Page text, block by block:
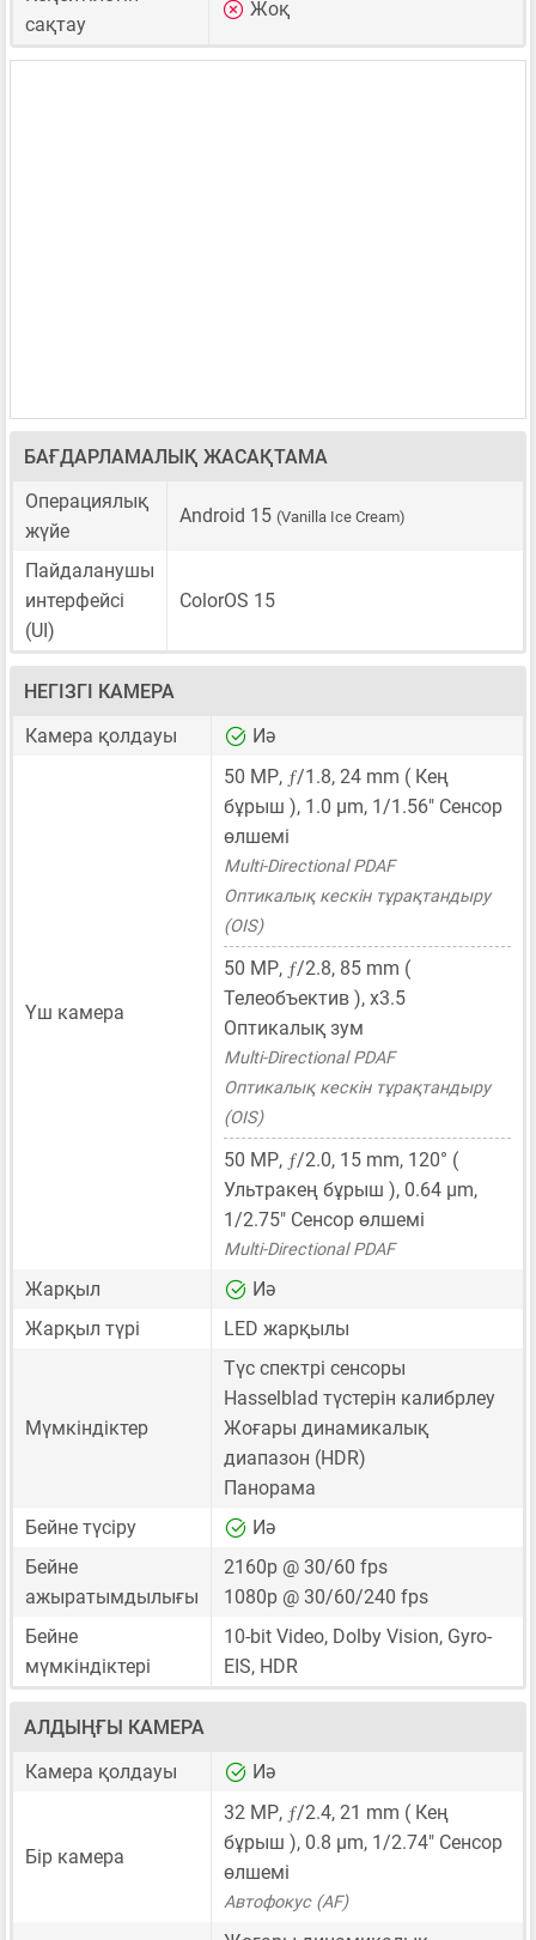
сақтау
Жоқ
БАҒДАРЛАМАЛЫҚ ЖАСАҚТАМА
Операциялық
жүйе
Android 15 (Vanilla Ice Cream)
Пайдаланушы
интерфейсі
(UI)
ColorOS 15
НЕГІЗГІ КАМЕРА
Камера қолдауы
Иә
Үш камера
50 MP, ƒ/1.8, 24 mm ( Кең
бұрыш ), 1.0 μm, 1/1.56" Сенсор
өлшемі
Multi-Directional PDAF
Оптикалық кескін тұрақтандыру
(OIS)
50 MP, ƒ/2.8, 85 mm (
Телеобъектив ), x3.5
Оптикалық зум
Multi-Directional PDAF
Оптикалық кескін тұрақтандыру
(OIS)
50 MP, ƒ/2.0, 15 mm, 120° (
Ультракең бұрыш ), 0.64 μm,
1/2.75" Сенсор өлшемі
Multi-Directional PDAF
Жарқыл
Иә
Жарқыл түрі
LED жарқылы
Мүмкіндіктер
Түс спектрі сенсоры
Hasselblad түстерін калибрлеу
Жоғары динамикалық
диапазон (HDR)
Панорама
Бейне түсіру
Иә
Бейне
ажыратымдылығы
2160p @ 30/60 fps
1080p @ 30/60/240 fps
Бейне
мүмкіндіктері
10-bit Video, Dolby Vision, Gyro-
EIS, HDR
АЛДЫҢҒЫ КАМЕРА
Камера қолдауы
Иә
Бір камера
32 MP, ƒ/2.4, 21 mm ( Кең
бұрыш ), 0.8 μm, 1/2.74" Сенсор
өлшемі
Автофокус (AF)